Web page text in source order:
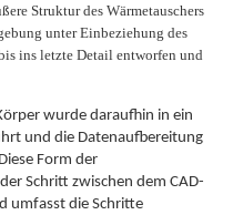
Struktur des Wärmetauschers
unter Einbeziehung des
ins letzte Detail entworfen und
wurde daraufhin in ein
und die Datenaufbereitung
Form der
Schritt zwischen dem CAD-
umfasst die Schritte